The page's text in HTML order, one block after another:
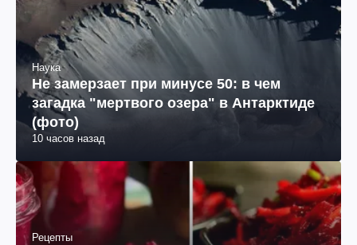
Наука
Не замерзает при минусе 50: в чем
загадка "мертвого озера" в Антарктиде
(фото)
10 часов назад
Рецепты